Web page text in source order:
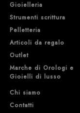
Gioielleria
Strumenti scrittura
Pelletteria
Articoli da regalo
Outlet
Marche di Orologi e
Gioielli di lusso
Chi siamo
Contatti